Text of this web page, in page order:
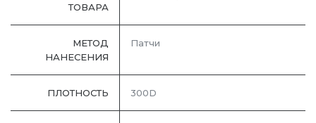
ТОВАРА
МЕТОД
НАНЕСЕНИЯ
Патчи
ПЛОТНОСТЬ 300D